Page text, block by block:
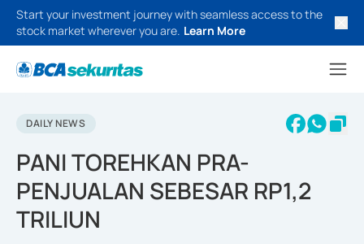
Start your investment journey with seamless access to the
stock market wherever you are. Learn More
DAILY NEWS
PANI TOREHKAN PRA-
PENJUALAN SEBESAR RP1,2
TRILIUN